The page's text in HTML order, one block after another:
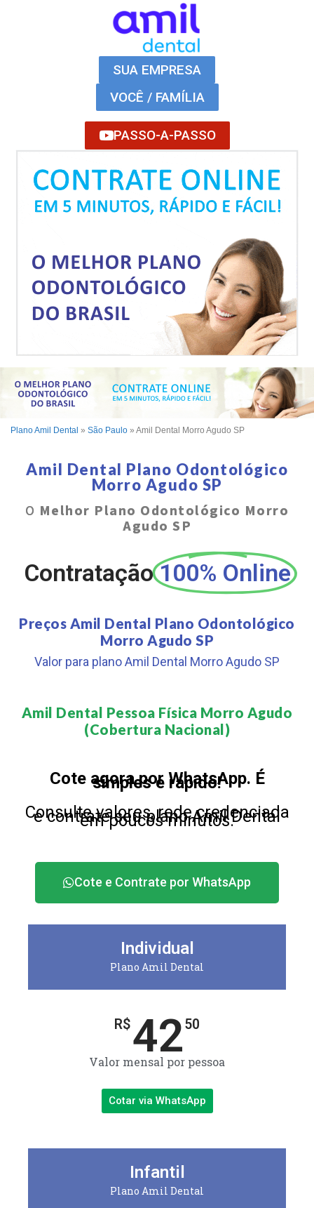
SUA EMPRESA
VOCÊ / FAMÍLIA
PASSO-A-PASSO
Plano Amil Dental » São Paulo » Amil Dental Morro Agudo SP
Amil Dental Plano Odontológico
Morro Agudo SP
O Melhor Plano Odontológico Morro
Agudo SP
Contratação 100% Online
Preços Amil Dental Plano Odontológico
Morro Agudo SP
Valor para plano Amil Dental Morro Agudo SP
Amil Dental Pessoa Física Morro Agudo
(Cobertura Nacional)​
Cote agora por WhatsApp. É
simples e rápido!
Consulte valores, rede credenciada
e contrate seu plano Amil Dental
em poucos minutos.
Cote e Contrate por WhatsApp
Individual
Plano Amil Dental
R$4250
Valor mensal por pessoa
Cotar via WhatsApp
Infantil
Plano Amil Dental